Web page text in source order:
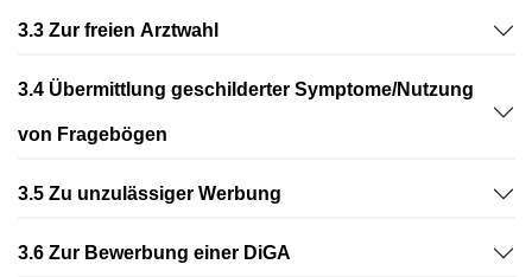
3.3 Zur freien Arztwahl
3.4 Übermittlung geschilderter Symptome/Nutzung
von Fragebögen
3.5 Zu unzulässiger Werbung
3.6 Zur Bewerbung einer DiGA